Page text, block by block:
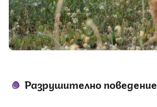
Разрушително поведение